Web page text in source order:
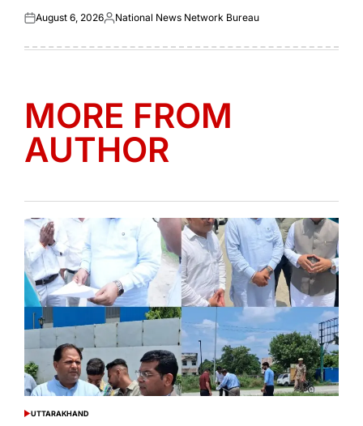
Posted
August 6, 2026Posted
National News Network Bureau
MORE FROM
AUTHOR
POSTED
UTTARAKHAND